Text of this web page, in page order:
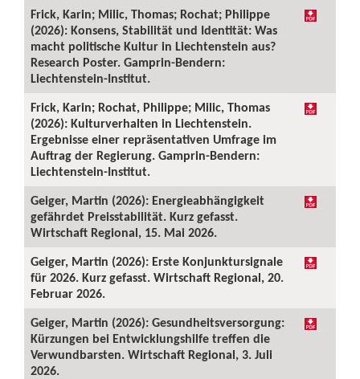
Frick, Karin; Milic, Thomas; Rochat; Philippe
(2026): Konsens, Stabilität und Identität: Was
macht politische Kultur in Liechtenstein aus?
Research Poster. Gamprin-Bendern:
Liechtenstein-Institut.
Frick, Karin; Rochat, Philippe; Milic, Thomas
(2026): Kulturverhalten in Liechtenstein.
Ergebnisse einer repräsentativen Umfrage im
Auftrag der Regierung. Gamprin-Bendern:
Liechtenstein-Institut.
Geiger, Martin (2026): Energieabhängigkeit
gefährdet Preisstabilität. Kurz gefasst.
Wirtschaft Regional, 15. Mai 2026.
Geiger, Martin (2026): Erste Konjunktursignale
für 2026. Kurz gefasst. Wirtschaft Regional, 20.
Februar 2026.
Geiger, Martin (2026): Gesundheitsversorgung:
Kürzungen bei Entwicklungshilfe treffen die
Verwundbarsten. Wirtschaft Regional, 3. Juli
2026.